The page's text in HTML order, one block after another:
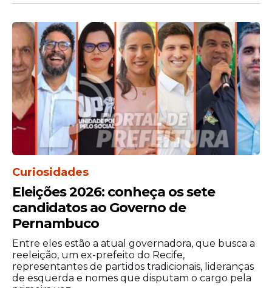
Reivindicações de reajuste salarial por
parte dos docentes;
Déficit de auxiliares de sala e rodízios
em creches municipais;
Descumprimento da promessa de
pagamento dos precatórios dos
professores, prevista originalmente
para fevereiro.
Resumo dos Dados
Orçamentários
(Março/2026):
Item Valor
Encomendado
Valor
Curiosidades
Eleições 2026: conheça os sete
candidatos ao Governo de
Pernambuco
Entre eles estão a atual governadora, que busca a
reeleição, um ex-prefeito do Recife,
representantes de partidos tradicionais, lideranças
de esquerda e nomes que disputam o cargo pela